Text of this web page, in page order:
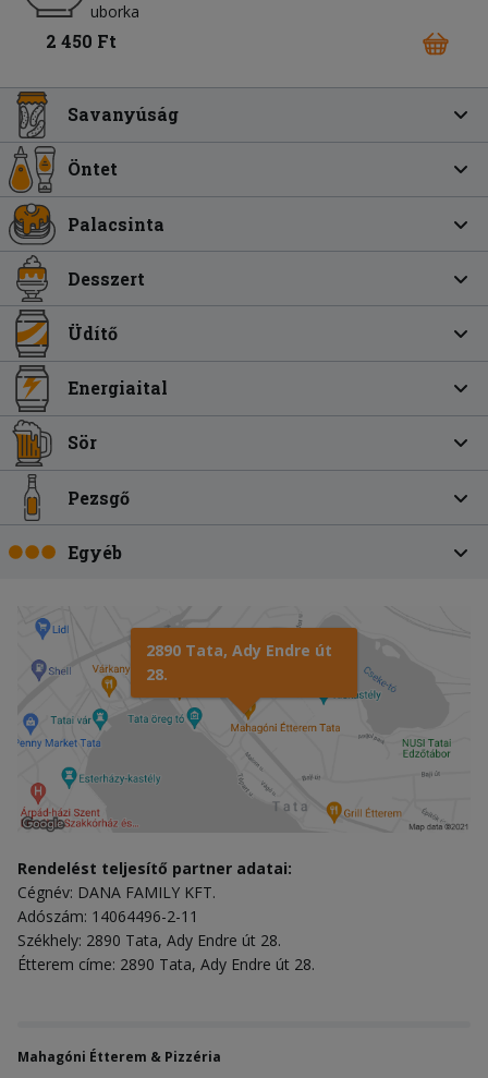
uborka
2 450 Ft
Savanyúság
Öntet
Palacsinta
Desszert
Üdítő
Energiaital
Sör
Pezsgő
Egyéb
2890 Tata, Ady Endre út
28.
Rendelést teljesítő partner adatai:
Cégnév: DANA FAMILY KFT.
Adószám: 14064496-2-11
Székhely: 2890 Tata, Ady Endre út 28.
Étterem címe: 2890 Tata, Ady Endre út 28.
Mahagóni Étterem & Pizzéria